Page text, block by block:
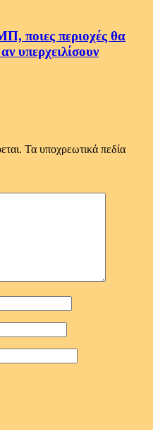
ποιες περιοχές θα
υπερχειλίσουν
Τα υποχρεωτικά πεδία